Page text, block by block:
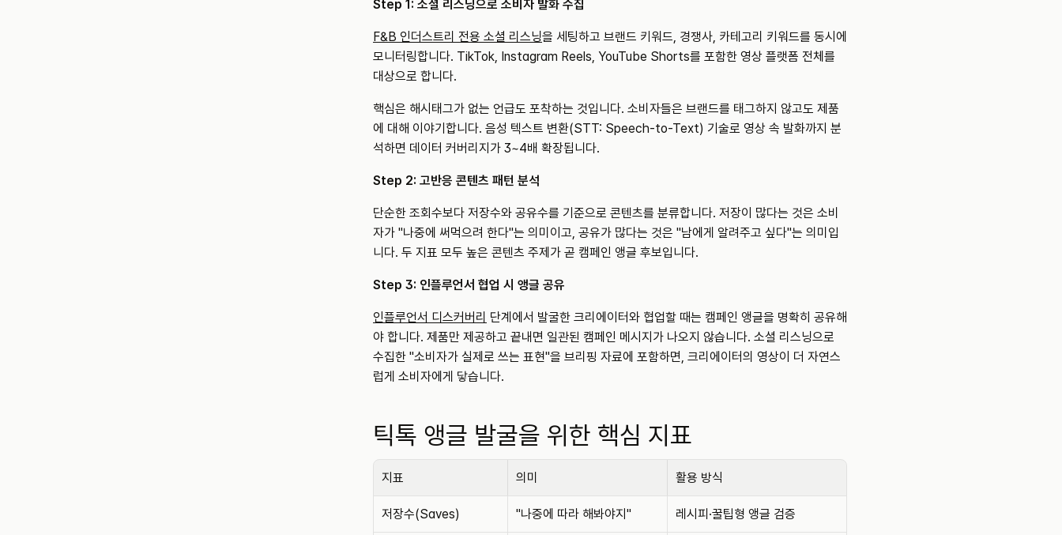
Step 1: 소셜 리스닝으로 소비자 발화 수집
F&B 인더스트리 전용 소셜 리스닝을 세팅하고 브랜드 키워드, 경쟁사, 카테고리 키워드를 동시에
모니터링합니다. TikTok, Instagram Reels, YouTube Shorts를 포함한 영상 플랫폼 전체를
대상으로 합니다.
핵심은 해시태그가 없는 언급도 포착하는 것입니다. 소비자들은 브랜드를 태그하지 않고도 제품
에 대해 이야기합니다. 음성 텍스트 변환(STT: Speech-to-Text) 기술로 영상 속 발화까지 분
석하면 데이터 커버리지가 3~4배 확장됩니다.
Step 2: 고반응 콘텐츠 패턴 분석
단순한 조회수보다 저장수와 공유수를 기준으로 콘텐츠를 분류합니다. 저장이 많다는 것은 소비
자가 "나중에 써먹으려 한다"는 의미이고, 공유가 많다는 것은 "남에게 알려주고 싶다"는 의미입
니다. 두 지표 모두 높은 콘텐츠 주제가 곧 캠페인 앵글 후보입니다.
Step 3: 인플루언서 협업 시 앵글 공유
인플루언서 디스커버리 단계에서 발굴한 크리에이터와 협업할 때는 캠페인 앵글을 명확히 공유해
야 합니다. 제품만 제공하고 끝내면 일관된 캠페인 메시지가 나오지 않습니다. 소셜 리스닝으로
수집한 "소비자가 실제로 쓰는 표현"을 브리핑 자료에 포함하면, 크리에이터의 영상이 더 자연스
럽게 소비자에게 닿습니다.
틱톡 앵글 발굴을 위한 핵심 지표
지표 의미 활용 방식
저장수(Saves) "나중에 따라 해봐야지" 레시피·꿀팁형 앵글 검증